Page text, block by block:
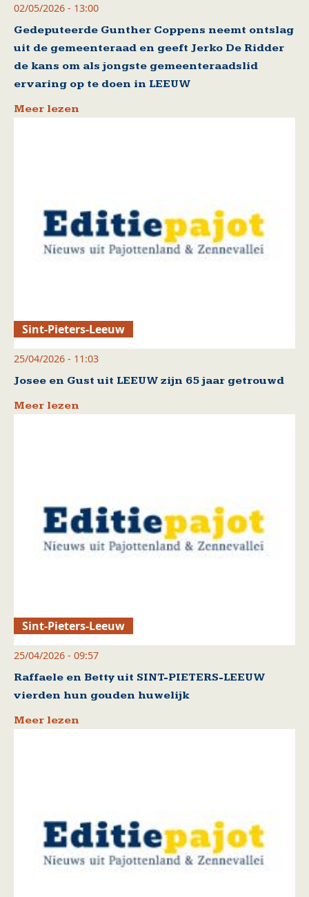
02/05/2026 - 13:00
Gedeputeerde Gunther Coppens neemt ontslag
uit de gemeenteraad en geeft Jerko De Ridder
de kans om als jongste gemeenteraadslid
ervaring op te doen in LEEUW
Meer lezen
Sint-Pieters-Leeuw
25/04/2026 - 11:03
Josee en Gust uit LEEUW zijn 65 jaar getrouwd
Meer lezen
Sint-Pieters-Leeuw
25/04/2026 - 09:57
Raffaele en Betty uit SINT-PIETERS-LEEUW
vierden hun gouden huwelijk
Meer lezen